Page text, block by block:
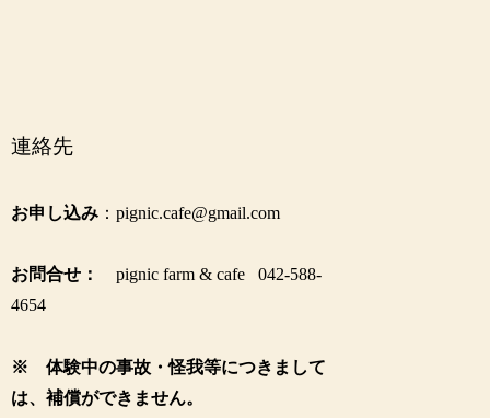
連絡先
お申し込み ：pignic.cafe@gmail.com
お問合せ：
pignic farm & cafe 042-588-
4654
※ 体験中の事故・怪我等につきまして
は、補償ができません。